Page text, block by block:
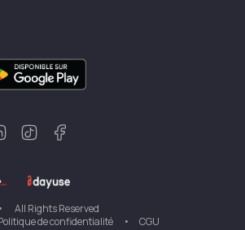
•
All Rights Reserved
de confidentialité • CGU